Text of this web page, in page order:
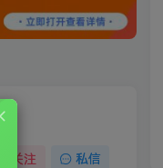
关注 私信